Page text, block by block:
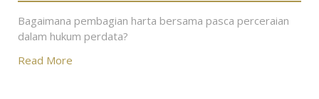
Bagaimana pembagian harta bersama pasca perceraian
dalam hukum perdata?
Read More